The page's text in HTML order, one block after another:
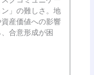
ン」の難しさ。地
産価値への影響
合意形成が困